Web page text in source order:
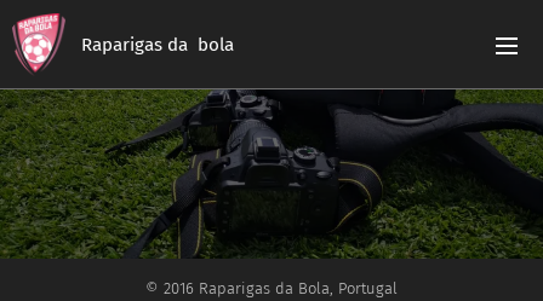
Raparigas da bola
© 2016 Raparigas da Bola, Portugal